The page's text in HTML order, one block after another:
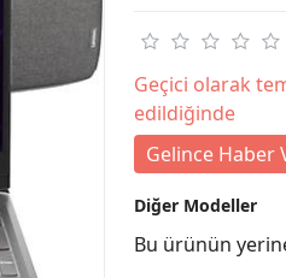
Geçici olarak
edildiğinde
Gelince Haber
Diğer Modeller
Bu ürünün